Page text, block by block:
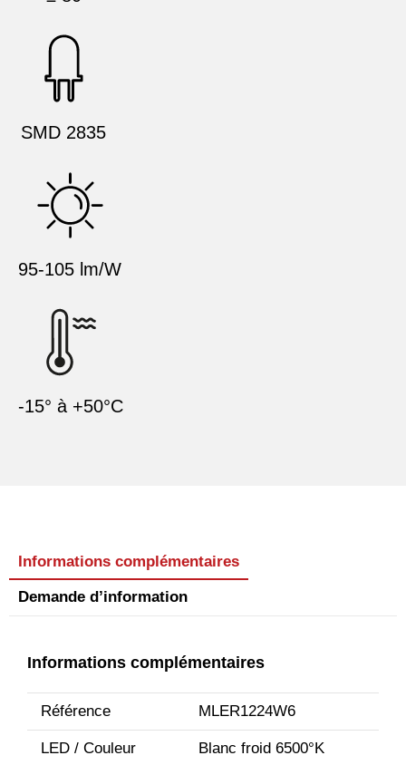
SMD 2835
95-105 lm/W
-15° à +50°C
Informations complémentaires
Demande d’information
Informations complémentaires
Référence MLER1224W6
LED / Couleur
Blanc froid 6500°K